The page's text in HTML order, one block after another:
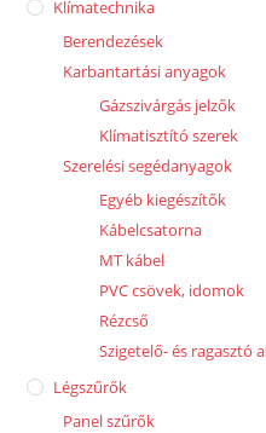
Klímatechnika
Berendezések
Karbantartási anyagok
Gázszivárgás jelzők
Klímatisztító szerek
Szerelési segédanyagok
Egyéb kiegészítők
Kábelcsatorna
MT kábel
PVC csövek, idomok
Rézcső
Szigetelő- és ragasztó
Légszűrők
Panel szűrők